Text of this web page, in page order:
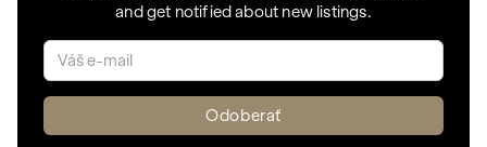
and get notified about new listings.